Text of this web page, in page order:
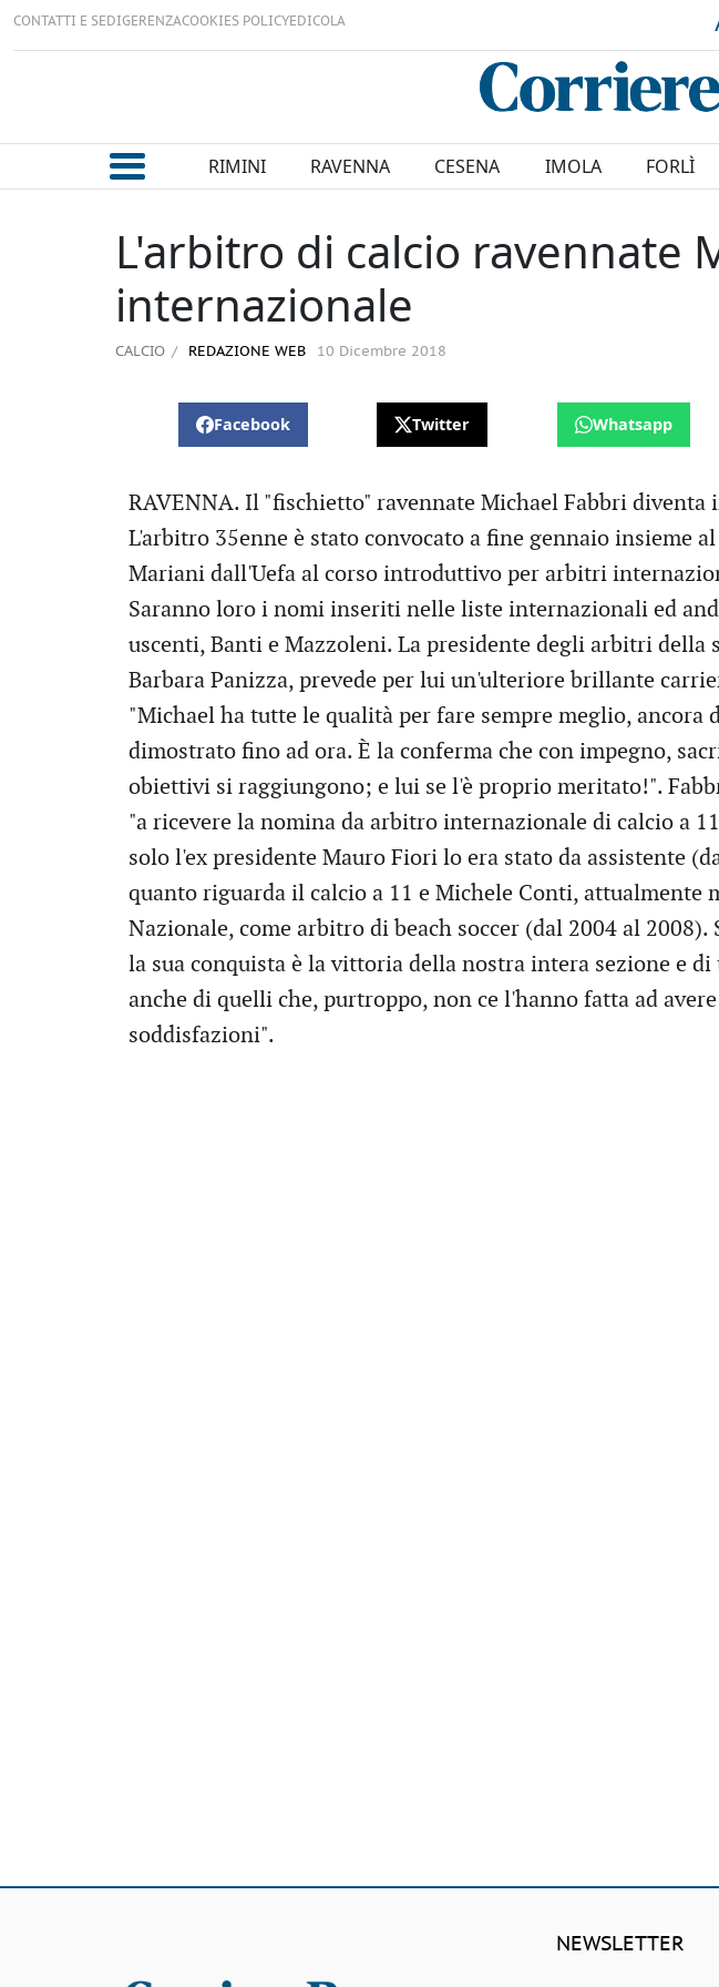
CONTATTI E SEDIGERENZACOOKIES POLICYEDICOLA
RIMINI RAVENNA CESENA IMOLA FORLÌ
L'arbitro di calcio ravennate
internazionale
CALCIO REDAZIONE WEB 10 Dicembre 2018
Facebook Twitter Whatsapp
RAVENNA. Il "fischietto" ravennate Michael Fabbri diventa
L'arbitro 35enne è stato convocato a fine gennaio insieme
Mariani dall'Uefa al corso introduttivo per arbitri
Saranno loro i nomi inseriti nelle liste internazionali ed
uscenti, Banti e Mazzoleni. La presidente degli arbitri della
Barbara Panizza, prevede per lui un'ulteriore brillante
"Michael ha tutte le qualità per fare sempre meglio, ancora
dimostrato fino ad ora. È la conferma che con impegno,
obiettivi si raggiungono; e lui se l'è proprio meritato!".
"a ricevere la nomina da arbitro internazionale di calcio a
solo l'ex presidente Mauro Fiori lo era stato da assistente
quanto riguarda il calcio a 11 e Michele Conti, attualmente
Nazionale, come arbitro di beach soccer (dal 2004 al
la sua conquista è la vittoria della nostra intera sezione e
anche di quelli che, purtroppo, non ce l'hanno fatta ad
soddisfazioni".
NEWSLETTER